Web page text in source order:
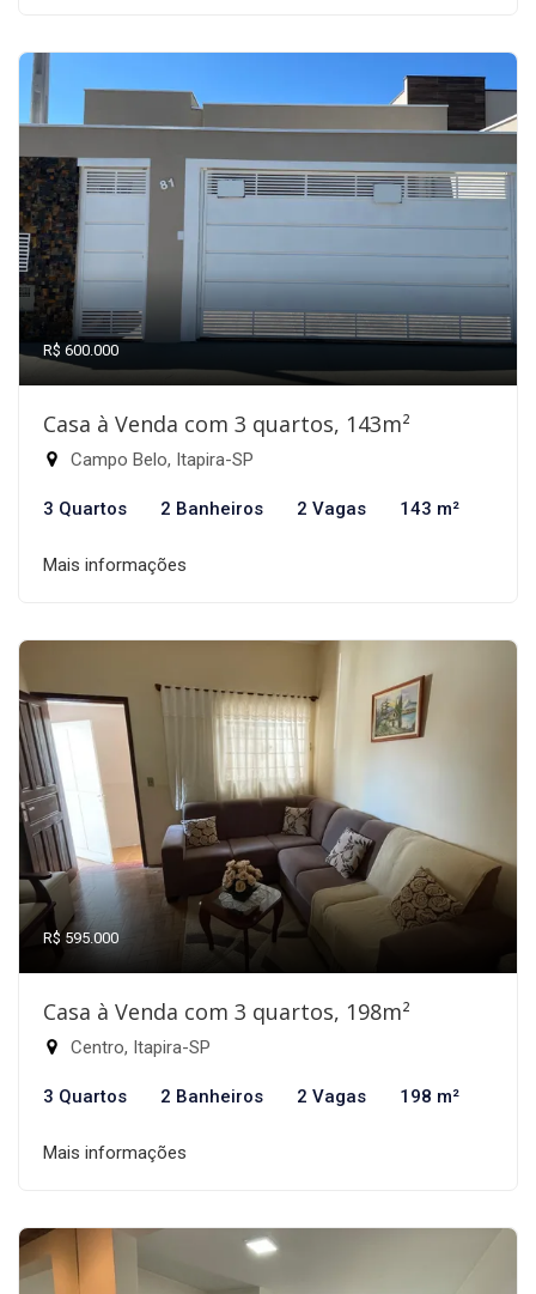
R$ 600.000
Casa à Venda com 3 quartos, 143m²
Campo Belo, Itapira-SP
3 Quartos 2 Banheiros 2 Vagas 143 m²
Mais informações
R$ 595.000
Casa à Venda com 3 quartos, 198m²
Centro, Itapira-SP
3 Quartos 2 Banheiros 2 Vagas 198 m²
Mais informações